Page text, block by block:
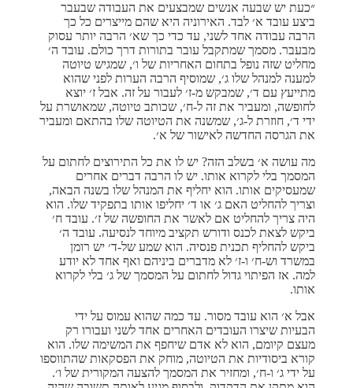
״כעת יש שבעה אנשים שמבצעים את העבודה שבעבר
ביצע עובד א׳ לבד. האירוניה היא שהם מייצרים כל כך
הרבה עבודה אחד לשני, עד כדי כך שא׳ הרבה יותר עסוק
מבעבר. מסמך שמתקבל עובר בתורות דרך כולם. עובד ה׳
מחליט שזה נופל בתחום האחריות של ו׳, שמגיש טיוטה
למענה למנהל שלו ג׳, שמוסיף הרבה הערות לפני שהוא
מתייעץ עם ד׳, שמבקש מ-ז׳ לעבור על זה. אבל ז׳ יוצא
לחופשה, ומעביר את זה ל-ח׳, שכותב טיוטה, שמאושרת על
ידי ד׳, חוזרת ל-ג׳, שמשנה את הטיוטה שלו בהתאם ומעביר
את הגרסה החדשה לאישור של א׳.
מה עושה א׳ בשלב הזה? יש לו את כל התירוצים לחתום על
המסמך בלי לקרוא אותו. יש לו הרבה דברים אחרים
שמעסיקים אותו. הוא יחליף את המנהל שלו בשנה הבאה,
וצריך להחליט האם ג׳ או ד׳ יחליפו אותו בתפקיד שלו. הוא
היה צריך להחליט אם לאשר את החופשה של ז׳. עובד ח׳
ביקש לצאת לכנס ודורש תקציב מיוחד לנסיעה. עובד ה׳
ביקש להחליף תכנית פנסיה. הוא שמע של-ד׳ יש רומן
במשרד וש-ח׳ ו-ז׳ לא מדברים ביניהם ואף אחד לא יודע
למה. אז הפיתוי גדול לחתום על המסמך של ג׳ בלי לקרוא
אותו.
אבל א׳ הוא עובד מסור. עד כמה שהוא עמוס על ידי
הבעיות שיצרו העובדים האחרים אחד לשני ועבורו רק
מעצם קיומם, הוא לא אדם שיחפף את המשימה שלו. הוא
קורא ביסודיות את הטיוטה, מוחק את הפסקאות שהתווספו
על ידי ג׳ ו-ח׳, ומחזיר את המסמך להצעה המקורית של ו׳.